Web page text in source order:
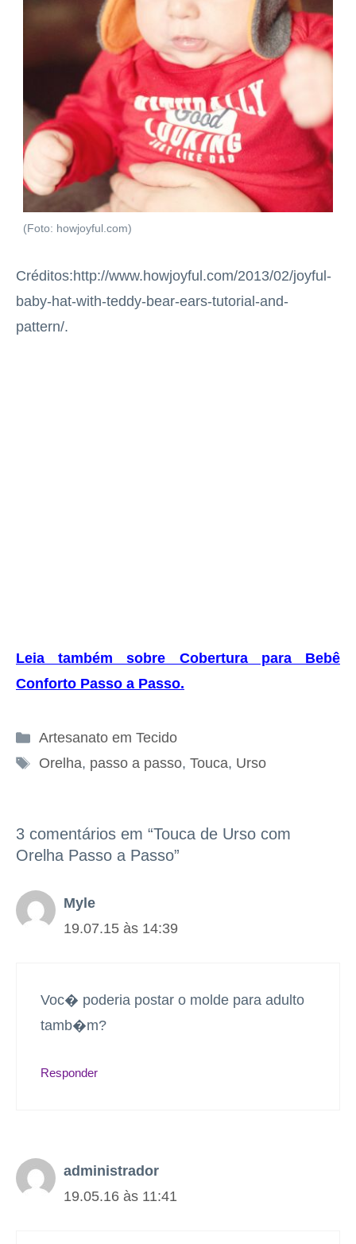
(Foto: howjoyful.com)
Créditos:http://www.howjoyful.com/2013/02/joyful-
baby-hat-with-teddy-bear-ears-tutorial-and-
pattern/.
Leia também sobre Cobertura para Bebê
Conforto Passo a Passo.
Categorias
Artesanato em Tecido
Tags
Orelha, passo a passo, Touca, Urso
3 comentários em “Touca de Urso com
Orelha Passo a Passo”
Myle
19.07.15 às 14:39
Voc� poderia postar o molde para adulto
tamb�m?
Responder
administrador
19.05.16 às 11:41